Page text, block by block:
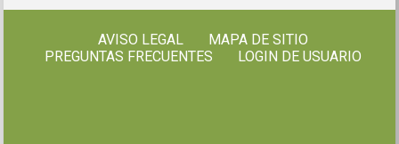
AVISO LEGAL
MAPA DE SITIO
PREGUNTAS FRECUENTES
LOGIN DE USUARIO